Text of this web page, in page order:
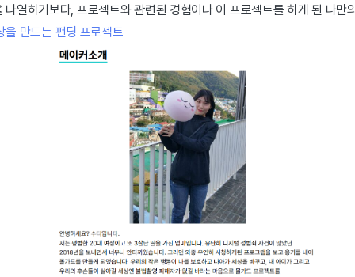
나열하기보다, 프로젝트와 관련된 경험이나 이 프로젝트를 하게 된 나만
을 만드는 펀딩 프로젝트